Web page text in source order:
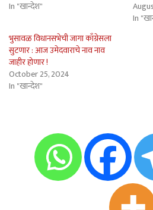
In "खान्देश"
In
भुसावळ विधानसभेची जागा काँग्रेसला
सुटणार : आज उमेदवाराचे नाव नाव
जाहीर होणार !
October 25, 2024
In "खान्देश"